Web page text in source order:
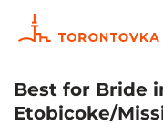
Best for Bride
Etobicoke/